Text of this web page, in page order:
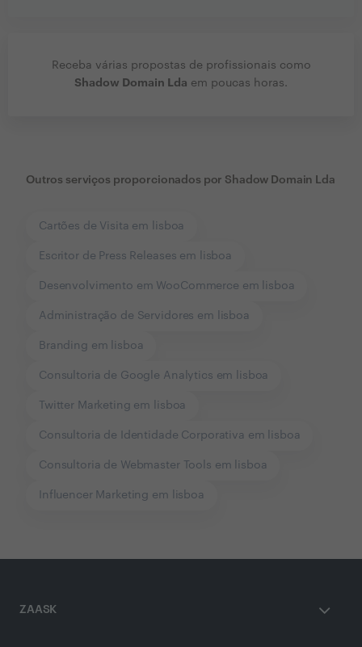
Receba várias propostas de profissionais como
Shadow Domain Lda em poucas horas.
Outros serviços proporcionados por Shadow Domain Lda
Cartões de Visita em lisboa
Escritor de Press Releases em lisboa
Desenvolvimento em WooCommerce em lisboa
Administração de Servidores em lisboa
Branding em lisboa
Consultoria de Google Analytics em lisboa
Twitter Marketing em lisboa
Consultoria de Identidade Corporativa em lisboa
Consultoria de Webmaster Tools em lisboa
Influencer Marketing em lisboa
ZAASK